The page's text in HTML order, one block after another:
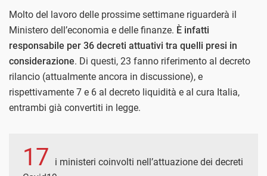
Molto del lavoro delle prossime settimane riguarderà il
Ministero dell’economia e delle finanze. È infatti
responsabile per 36 decreti attuativi tra quelli presi in
considerazione. Di questi, 23 fanno riferimento al decreto
rilancio (attualmente ancora in discussione), e
rispettivamente 7 e 6 al decreto liquidità e al cura Italia,
entrambi già convertiti in legge.
17
i ministeri coinvolti nell’attuazione dei decreti